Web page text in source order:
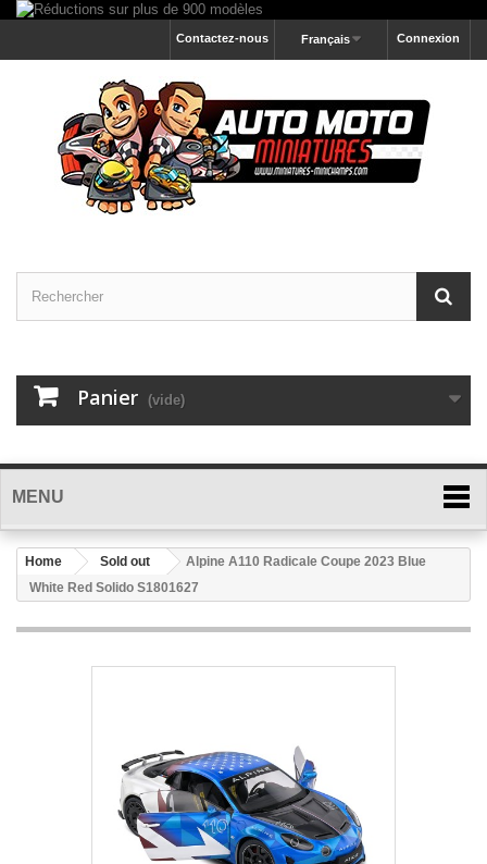
Connexion
Français
Contactez-nous
Panier (vide)
MENU
Home Sold out
Alpine A110 Radicale Coupe 2023 Blue
White Red Solido S1801627